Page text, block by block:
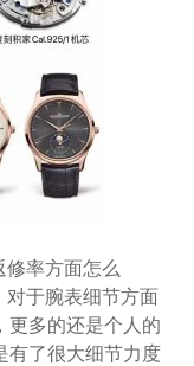
率方面怎么
于腕表细节方面
更多的还是个人的
有了很大细节力度